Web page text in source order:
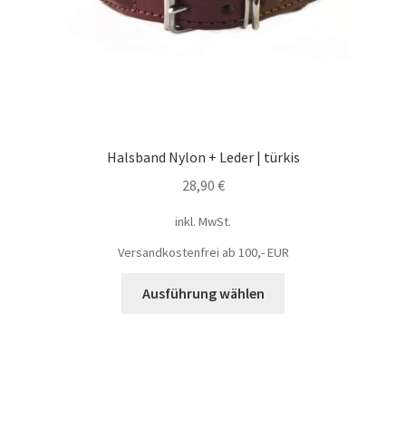
Halsband Nylon + Leder | türkis
28,90 €
inkl. MwSt.
Versandkostenfrei ab 100,- EUR
Ausführung wählen